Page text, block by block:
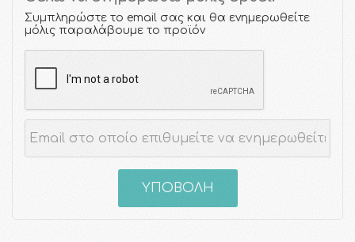
Συμπληρώστε το email σας και θα ενημερωθείτε
μόλις παραλάβουμε το προϊόν
ΥΠΟΒΟΛΗ